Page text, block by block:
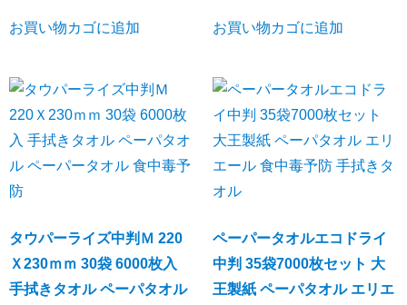
お買い物カゴに追加 お買い物カゴに追加
タウパーライズ中判Ｍ 220
Ｘ230ｍｍ 30袋 6000枚入
手拭きタオル ペーパタオル
ペーパータオルエコドライ
中判 35袋7000枚セット 大
王製紙 ペーパタオル エリエ